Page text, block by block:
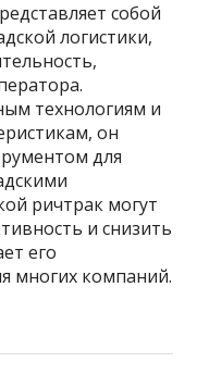
собой
логистики,
технологиям и
он
для
ричтрак могут
и снизить
его
многих компаний.